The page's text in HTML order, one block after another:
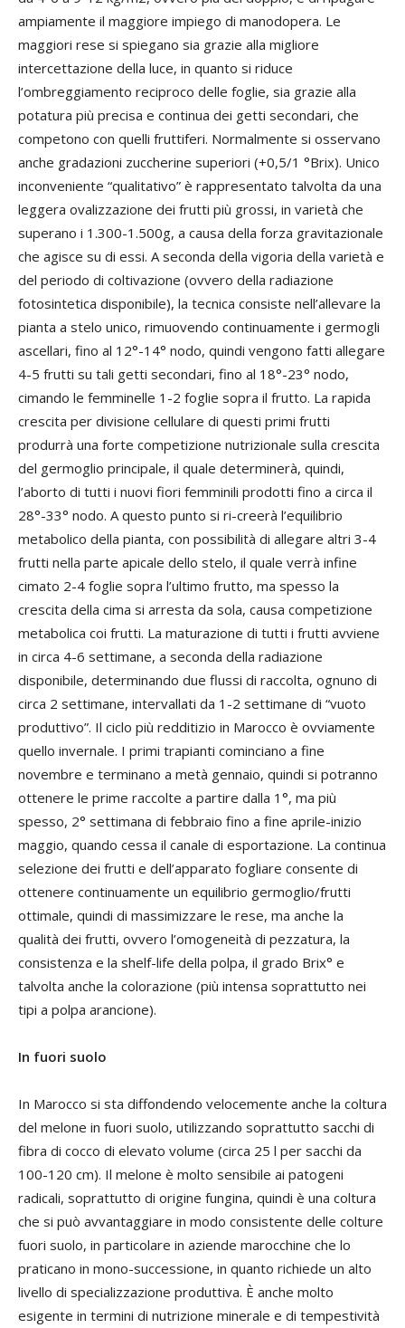
ampiamente il maggiore impiego di manodopera. Le
maggiori rese si spiegano sia grazie alla migliore
intercettazione della luce, in quanto si riduce
l’ombreggiamento reciproco delle foglie, sia grazie alla
potatura più precisa e continua dei getti secondari, che
competono con quelli fruttiferi. Normalmente si osservano
anche gradazioni zuccherine superiori (+0,5/1 °Brix). Unico
inconveniente “qualitativo” è rappresentato talvolta da una
leggera ovalizzazione dei frutti più grossi, in varietà che
superano i 1.300-1.500g, a causa della forza gravitazionale
che agisce su di essi. A seconda della vigoria della varietà e
del periodo di coltivazione (ovvero della radiazione
fotosintetica disponibile), la tecnica consiste nell’allevare la
pianta a stelo unico, rimuovendo continuamente i germogli
ascellari, fino al 12°-14° nodo, quindi vengono fatti allegare
4-5 frutti su tali getti secondari, fino al 18°-23° nodo,
cimando le femminelle 1-2 foglie sopra il frutto. La rapida
crescita per divisione cellulare di questi primi frutti
produrrà una forte competizione nutrizionale sulla crescita
del germoglio principale, il quale determinerà, quindi,
l’aborto di tutti i nuovi fiori femminili prodotti fino a circa il
28°-33° nodo. A questo punto si ri-creerà l’equilibrio
metabolico della pianta, con possibilità di allegare altri 3-4
frutti nella parte apicale dello stelo, il quale verrà infine
cimato 2-4 foglie sopra l’ultimo frutto, ma spesso la
crescita della cima si arresta da sola, causa competizione
metabolica coi frutti. La maturazione di tutti i frutti avviene
in circa 4-6 settimane, a seconda della radiazione
disponibile, determinando due flussi di raccolta, ognuno di
circa 2 settimane, intervallati da 1-2 settimane di “vuoto
produttivo”. Il ciclo più redditizio in Marocco è ovviamente
quello invernale. I primi trapianti cominciano a fine
novembre e terminano a metà gennaio, quindi si potranno
ottenere le prime raccolte a partire dalla 1°, ma più
spesso, 2° settimana di febbraio fino a fine aprile-inizio
maggio, quando cessa il canale di esportazione. La continua
selezione dei frutti e dell’apparato fogliare consente di
ottenere continuamente un equilibrio germoglio/frutti
ottimale, quindi di massimizzare le rese, ma anche la
qualità dei frutti, ovvero l’omogeneità di pezzatura, la
consistenza e la shelf-life della polpa, il grado Brix° e
talvolta anche la colorazione (più intensa soprattutto nei
tipi a polpa arancione).
In fuori suolo
In Marocco si sta diffondendo velocemente anche la coltura
del melone in fuori suolo, utilizzando soprattutto sacchi di
fibra di cocco di elevato volume (circa 25 l per sacchi da
100-120 cm). Il melone è molto sensibile ai patogeni
radicali, soprattutto di origine fungina, quindi è una coltura
che si può avvantaggiare in modo consistente delle colture
fuori suolo, in particolare in aziende marocchine che lo
praticano in mono-successione, in quanto richiede un alto
livello di specializzazione produttiva. È anche molto
esigente in termini di nutrizione minerale e di tempestività